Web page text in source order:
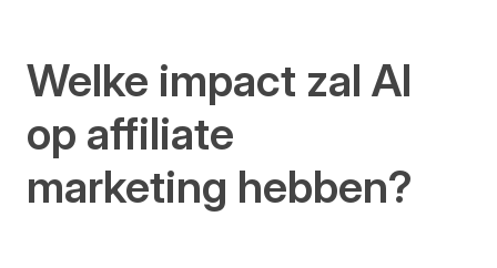
Welke impact zal AI
op affiliate
marketing hebben?